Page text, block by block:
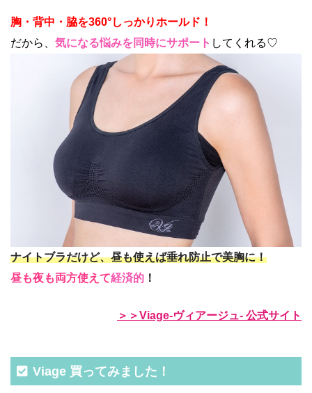
胸・背中・脇を360°しっかりホールド！
だから、 気になる悩みを同時にサポート してくれる♡
ナイトブラだけど、昼も使えば垂れ防止で美胸に！
昼も夜も両方使えて経済的 ！
＞＞Viage-ヴィアージュ- 公式サイト
Viage 買ってみました！